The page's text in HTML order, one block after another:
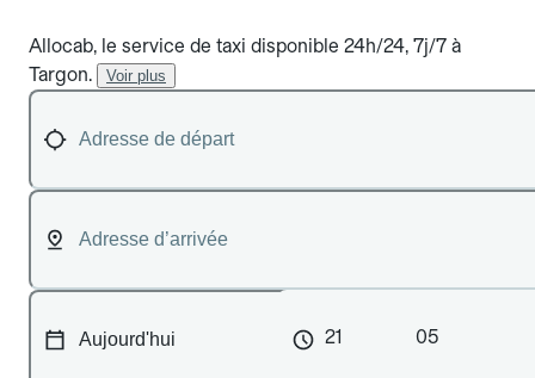
Allocab, le service de taxi disponible 24h/24, 7j/7 à
Targon.
Voir plus
21 05